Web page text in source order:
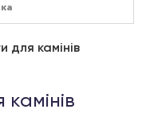
для камінів